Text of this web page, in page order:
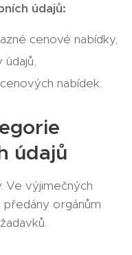
údajů:
cenové nabídky,
nabídek.
údajů
Ve výjimečných
orgánům